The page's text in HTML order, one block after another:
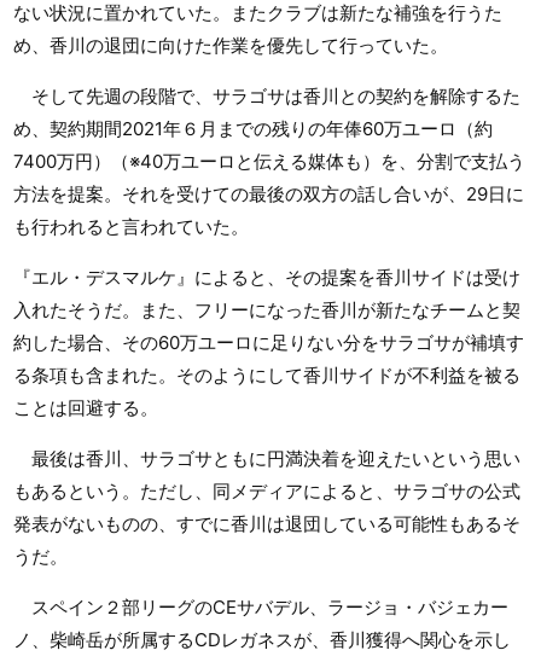
ない状況に置かれていた。またクラブは新たな補強を行うた
め、香川の退団に向けた作業を優先して行っていた。
そして先週の段階で、サラゴサは香川との契約を解除するた
め、契約期間2021年６月までの残りの年俸60万ユーロ（約
7400万円）（※40万ユーロと伝える媒体も）を、分割で支払う
方法を提案。それを受けての最後の双方の話し合いが、29日に
も行われると言われていた。
『エル・デスマルケ』によると、その提案を香川サイドは受け
入れたそうだ。また、フリーになった香川が新たなチームと契
約した場合、その60万ユーロに足りない分をサラゴサが補填す
る条項も含まれた。そのようにして香川サイドが不利益を被る
ことは回避する。
最後は香川、サラゴサともに円満決着を迎えたいという思い
もあるという。ただし、同メディアによると、サラゴサの公式
発表がないものの、すでに香川は退団している可能性もあるそ
うだ。
スペイン２部リーグのCEサバデル、ラージョ・バジェカー
ノ、柴崎岳が所属するCDレガネスが、香川獲得へ関心を示し